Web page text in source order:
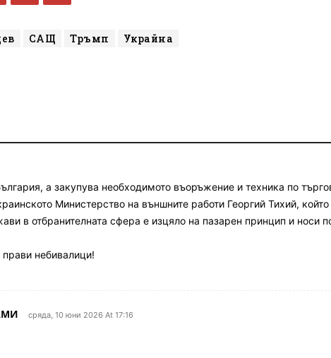
САЩ Тръмп Украйна
а закупува необходимото въоръжение и техника по
Министерство на външните работи Георгий Тихий, който
в отбранителната сфера е изцяло на пазарен принцип и носи
небивалици!
сряда, 10 юни 2026 At 17:16